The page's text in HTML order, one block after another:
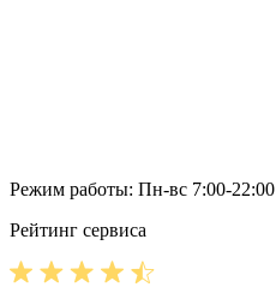
Режим работы: Пн-вс 7:00-22:00
Рейтинг сервиса